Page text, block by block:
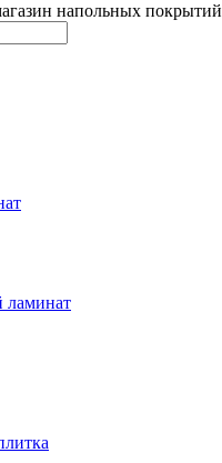
напольных покрытий
ламинат